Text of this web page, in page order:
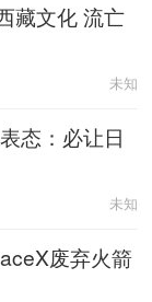
藏文化 流亡
未知
态：必让日
未知
废弃火箭